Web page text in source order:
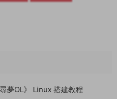
管理工具，并且連接到自己的服
bs=1024 count=4096000